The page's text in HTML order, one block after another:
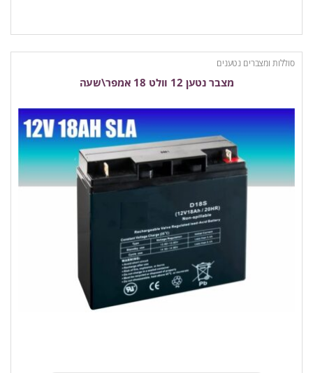
סוללות ומצברים נטענים
מצבר נטען 12 וולט 18 אמפר\שעה